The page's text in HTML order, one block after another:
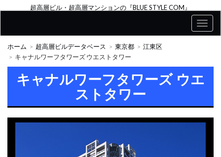
超高層ビル・超高層マンションの『BLUE STYLE COM』
ホーム 超高層ビルデータベース 東京都
江東区
キャナルワーフタワーズ ウエストタワー
キャナルワーフタワーズ ウエ
ストタワー